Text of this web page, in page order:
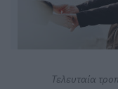
Τελευταία